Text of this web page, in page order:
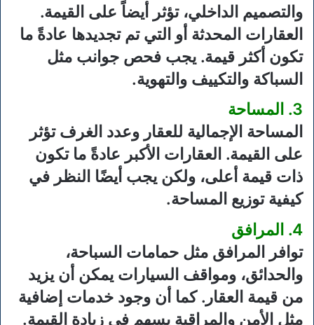
والتصميم الداخلي، تؤثر أيضاً على القيمة.
العقارات المحدثة أو التي تم تجديدها عادةً ما
تكون أكثر قيمة. يجب فحص جوانب مثل
السباكة والتكييف والتهوية.
3. المساحة
المساحة الإجمالية للعقار وعدد الغرف تؤثر
على القيمة. العقارات الأكبر عادةً ما تكون
ذات قيمة أعلى، ولكن يجب أيضًا النظر في
كيفية توزيع المساحة.
4. المرافق
توافر المرافق مثل حمامات السباحة،
والحدائق، ومواقف السيارات يمكن أن يزيد
من قيمة العقار. كما أن وجود خدمات إضافية
مثل الأمن والمراقبة يسهم في زيادة القيمة.